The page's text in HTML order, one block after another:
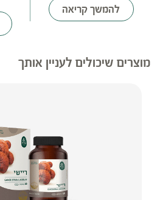
להמשך קריאה
מוצרים שיכולים לעניין אותך